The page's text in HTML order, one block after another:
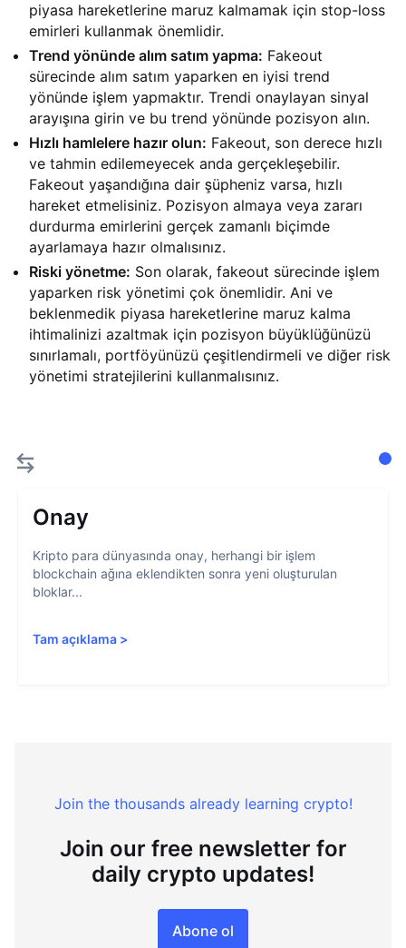
piyasa hareketlerine maruz kalmamak için stop-loss
emirleri kullanmak önemlidir.
Trend yönünde alım satım yapma: Fakeout
sürecinde alım satım yaparken en iyisi trend
yönünde işlem yapmaktır. Trendi onaylayan sinyal
arayışına girin ve bu trend yönünde pozisyon alın.
Hızlı hamlelere hazır olun: Fakeout, son derece hızlı
ve tahmin edilemeyecek anda gerçekleşebilir.
Fakeout yaşandığına dair şüpheniz varsa, hızlı
hareket etmelisiniz. Pozisyon almaya veya zararı
durdurma emirlerini gerçek zamanlı biçimde
ayarlamaya hazır olmalısınız.
Riski yönetme: Son olarak, fakeout sürecinde işlem
yaparken risk yönetimi çok önemlidir. Ani ve
beklenmedik piyasa hareketlerine maruz kalma
ihtimalinizi azaltmak için pozisyon büyüklüğünüzü
sınırlamalı, portföyünüzü çeşitlendirmeli ve diğer risk
yönetimi stratejilerini kullanmalısınız.
Onay
Kripto para dünyasında onay, herhangi bir işlem
blockchain ağına eklendikten sonra yeni oluşturulan
bloklar...
Tam açıklama >
Join the thousands already learning crypto!
Join our free newsletter for
daily crypto updates!
Abone ol